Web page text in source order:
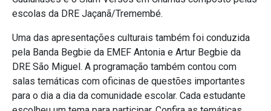
escolas da DRE Jaçanã/Tremembé.
Uma das apresentações culturais também foi conduzida
pela Banda Begbie da EMEF Antonia e Artur Begbie da
DRE São Miguel. A programação também contou com
salas temáticas com oficinas de questões importantes
para o dia a dia da comunidade escolar. Cada estudante